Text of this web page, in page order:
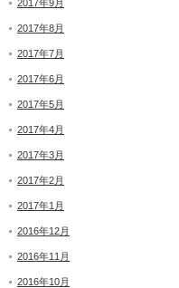
2017年9月
2017年8月
2017年7月
2017年6月
2017年5月
2017年4月
2017年3月
2017年2月
2017年1月
2016年12月
2016年11月
2016年10月